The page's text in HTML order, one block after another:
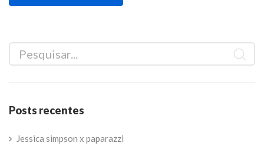
Posts recentes
Jessica simpson x paparazzi